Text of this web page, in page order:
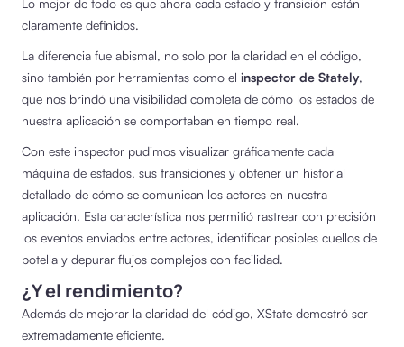
claramente definidos.
La diferencia fue abismal, no solo por la claridad en el código,
sino también por herramientas como el inspector de Stately,
que nos brindó una visibilidad completa de cómo los estados de
nuestra aplicación se comportaban en tiempo real.
Con este inspector pudimos visualizar gráficamente cada
máquina de estados, sus transiciones y obtener un historial
detallado de cómo se comunican los actores en nuestra
aplicación. Esta característica nos permitió rastrear con precisión
los eventos enviados entre actores, identificar posibles cuellos de
botella y depurar flujos complejos con facilidad.
¿Y el rendimiento?
Además de mejorar la claridad del código, XState demostró ser
extremadamente eficiente.